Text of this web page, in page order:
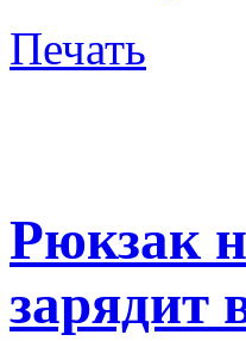
Печать
Рюкзак
зарядит